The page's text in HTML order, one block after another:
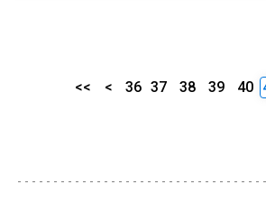
<< < 36 37 38 39 40